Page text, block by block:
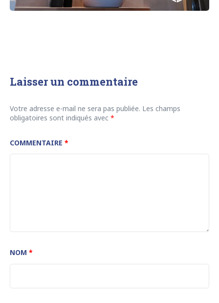
Laisser un commentaire
Votre adresse e-mail ne sera pas publiée. Les champs
obligatoires sont indiqués avec *
COMMENTAIRE *
NOM *